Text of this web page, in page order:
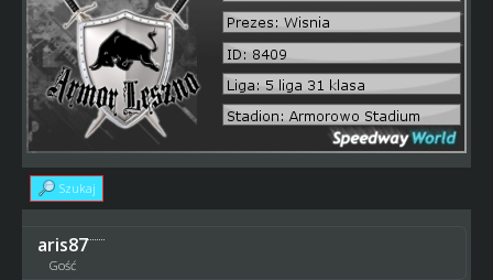
Szukaj
aris87
Gość